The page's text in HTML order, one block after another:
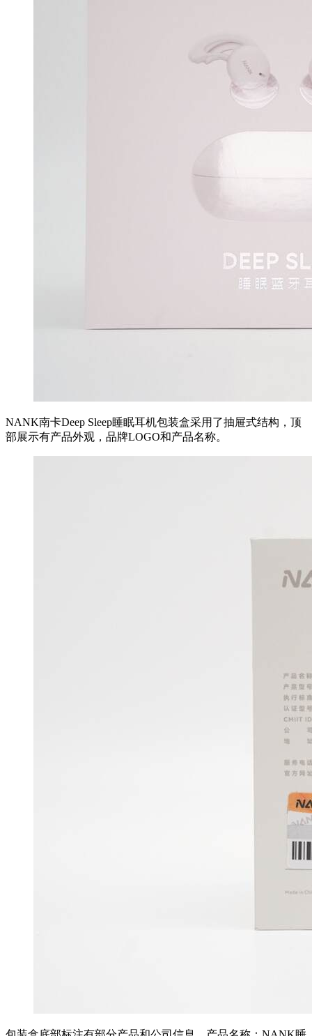
NANK南卡Deep Sleep睡眠耳机包装盒采用了抽屉式结构，顶
部展示有产品外观，品牌LOGO和产品名称。